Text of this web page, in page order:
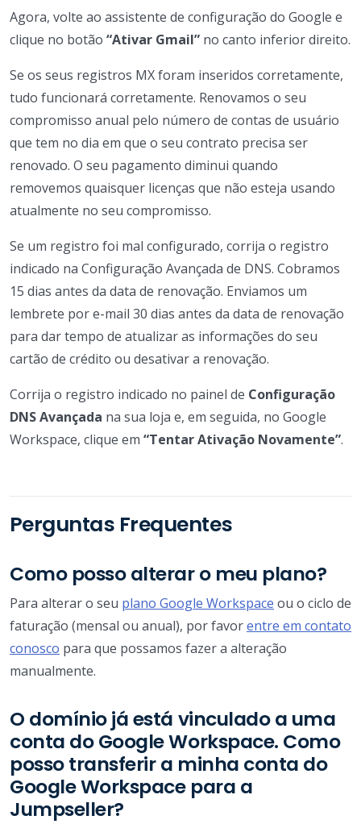
Agora, volte ao assistente de configuração do Google e
clique no botão “Ativar Gmail” no canto inferior direito.
Se os seus registros MX foram inseridos corretamente,
tudo funcionará corretamente. Renovamos o seu
compromisso anual pelo número de contas de usuário
que tem no dia em que o seu contrato precisa ser
renovado. O seu pagamento diminui quando
removemos quaisquer licenças que não esteja usando
atualmente no seu compromisso.
Se um registro foi mal configurado, corrija o registro
indicado na Configuração Avançada de DNS. Cobramos
15 dias antes da data de renovação. Enviamos um
lembrete por e-mail 30 dias antes da data de renovação
para dar tempo de atualizar as informações do seu
cartão de crédito ou desativar a renovação.
Corrija o registro indicado no painel de Configuração
DNS Avançada na sua loja e, em seguida, no Google
Workspace, clique em “Tentar Ativação Novamente”.
Perguntas Frequentes
Como posso alterar o meu plano?
Para alterar o seu plano Google Workspace ou o ciclo de
faturação (mensal ou anual), por favorentre em contato
conosco para que possamos fazer a alteração
manualmente.
O domínio já está vinculado a uma
conta do Google Workspace. Como
posso transferir a minha conta do
Google Workspace para a
Jumpseller?